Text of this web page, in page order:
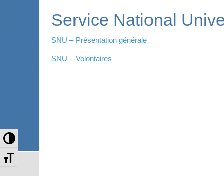
Passer en contraste élevé
Changer la taille de la police
Service National
SNU – Présentation générale
SNU – Volontaires